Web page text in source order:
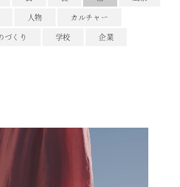
人物 カルチャー
づくり 学校 企業